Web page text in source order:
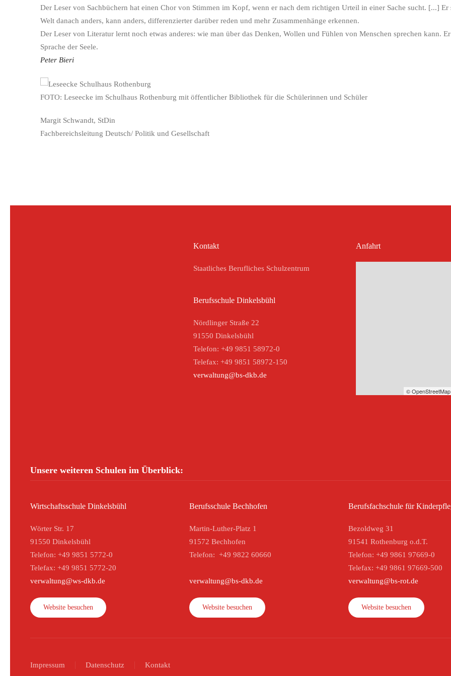
Der Leser von Sachbüchern hat einen Chor von Stimmen im Kopf, wenn er nach dem richtigen Urteil in einer Sache sucht. [...] Er
Welt danach anders, kann anders, differenzierter darüber reden und mehr Zusammenhänge erkennen.
Der Leser von Literatur lernt noch etwas anderes: wie man über das Denken, Wollen und Fühlen von Menschen sprechen kann.
Sprache der Seele.
Peter Bieri
FOTO: Leseecke im Schulhaus Rothenburg mit öffentlicher Bibliothek für die Schülerinnen und Schüler
Margit Schwandt, StDin
Fachbereichsleitung Deutsch/ Politik und Gesellschaft
Kontakt
Staatliches Berufliches Schulzentrum
Berufsschule Dinkelsbühl
Nördlinger Straße 22
91550 Dinkelsbühl
Telefon: +49 9851 58972-0
Telefax: +49 9851 58972-150
verwaltung@bs-dkb.de
Anfahrt
©
Unsere weiteren Schulen im Überblick:
Wirtschaftsschule Dinkelsbühl
Wörter Str. 17
91550 Dinkelsbühl
Telefon: +49 9851 5772-0
Telefax: +49 9851 5772-20
verwaltung@ws-dkb.de
Website besuchen
Berufsschule Bechhofen
Martin-Luther-Platz 1
91572 Bechhofen
Telefon: +49 9822 60660
verwaltung@bs-dkb.de
Website besuchen
Berufsfachschule für
Bezoldweg 31
91541 Rothenburg o.d.T.
Telefon: +49 9861 97669-0
Telefax: +49 9861 97669-500
verwaltung@bs-rot.de
Website besuchen
Impressum Datenschutz Kontakt